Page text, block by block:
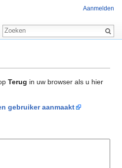
Terug in uw browser als u hier
gebruiker aanmaakt
Aanmelden